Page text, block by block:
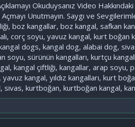
Okuduysanız Video
Unutmayın. Saygı ve
boz kangallar, boz kangal, safkan
corç soyu, yavuz kangal, kurt
dogs, kangal dog, alabai dog,
soyu, sürünün kangalları, kurtçu
kangal çiftliği, kangallar, arap
yavuz kangal, yıldız kangalları, kurt
sivas, kurtboğan, kurtboğan kangal,